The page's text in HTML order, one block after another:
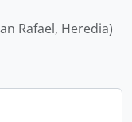
Rafael, Heredia)